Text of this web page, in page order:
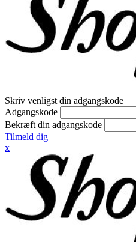
Skriv venligst din adgangskode
Adgangskode
Bekræft din adgangskode
Tilmeld dig
x